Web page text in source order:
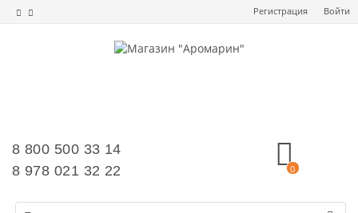
Регистрация Войти
8 800 500 33 14
8 978 021 32 22
0